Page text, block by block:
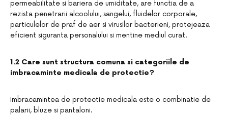
permeabilitate si bariera de umiditate, are functia de a
rezista penetrarii alcoolului, sangelui, fluidelor corporale,
particulelor de praf de aer si virusilor bacterieni, protejeaza
eficient siguranta personalului si mentine mediul curat.
1.2 Care sunt structura comuna si categoriile de
imbracaminte medicala de protectie?
Imbracamintea de protectie medicala este o combinatie de
palarii, bluze si pantaloni.